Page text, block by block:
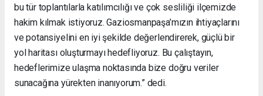
bu tür toplantılarla katılımcılığı ve çok sesliliği ilçemizde
hakim kılmak istiyoruz. Gaziosmanpaşa’mızın ihtiyaçlarını
ve potansiyelini en iyi şekilde değerlendirerek, güçlü bir
yol haritası oluşturmayı hedefliyoruz. Bu çalıştayın,
hedeflerimize ulaşma noktasında bize doğru veriler
sunacağına yürekten inanıyorum.” dedi.